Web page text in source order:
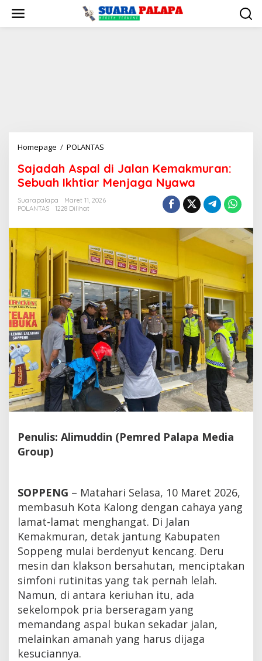
konten
Homepage / POLANTAS
di
Jalan
Sebuah
Menjaga
Sajadah Aspal di Jalan Kemakmuran:
Sebuah Ikhtiar Menjaga Nyawa
Suarapalapa
Maret 11, 2026
POLANTAS
1228 Dilihat
Penulis: Alimuddin (Pemred Palapa Media
Group)
SOPPENG – Matahari Selasa, 10 Maret 2026,
membasuh Kota Kalong dengan cahaya yang
lamat-lamat menghangat. Di Jalan
Kemakmuran, detak jantung Kabupaten
Soppeng mulai berdenyut kencang. Deru
mesin dan klakson bersahutan, menciptakan
simfoni rutinitas yang tak pernah lelah.
Namun, di antara keriuhan itu, ada
sekelompok pria berseragam yang
memandang aspal bukan sekadar jalan,
melainkan amanah yang harus dijaga
kesuciannya.